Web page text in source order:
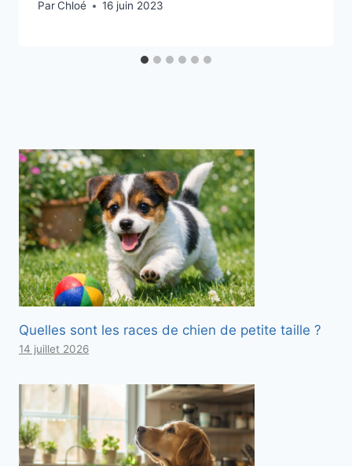
ParChloé 16 juin 2023
Quelles sont les races de chien de petite taille ?
14 juillet 2026